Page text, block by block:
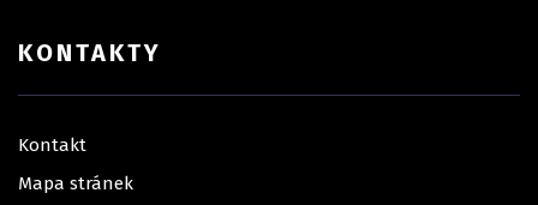
KONTAKTY
Kontakt
Mapa stránek